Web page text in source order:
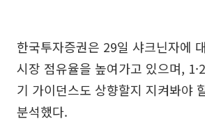
한국투자증권은 29일 샤크닌자에
시장 점유율을 높여가고 있으며,
기 가이던스도 상향할지 지켜봐야
분석했다.